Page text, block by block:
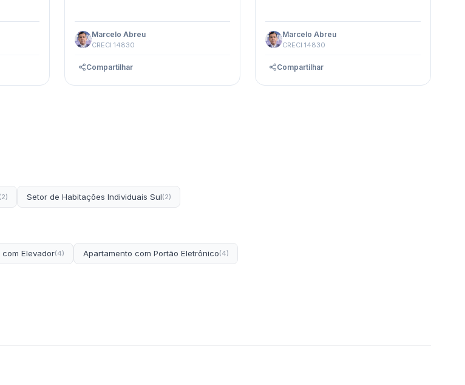
Marcelo Abreu
CRECI 14830
Compartilhar
Marcelo Abreu
CRECI 14830
Compartilhar
(2) Setor de Habitações Individuais Sul(2)
Elevador(4) Apartamento com Portão Eletrônico(4)